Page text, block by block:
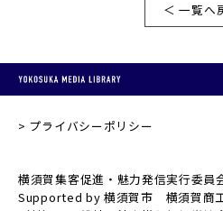
＜ 一覧へ
プライバシーポリシー
横須賀集客促進・魅力発信実行委員
Supported by 横須賀市 横須賀商